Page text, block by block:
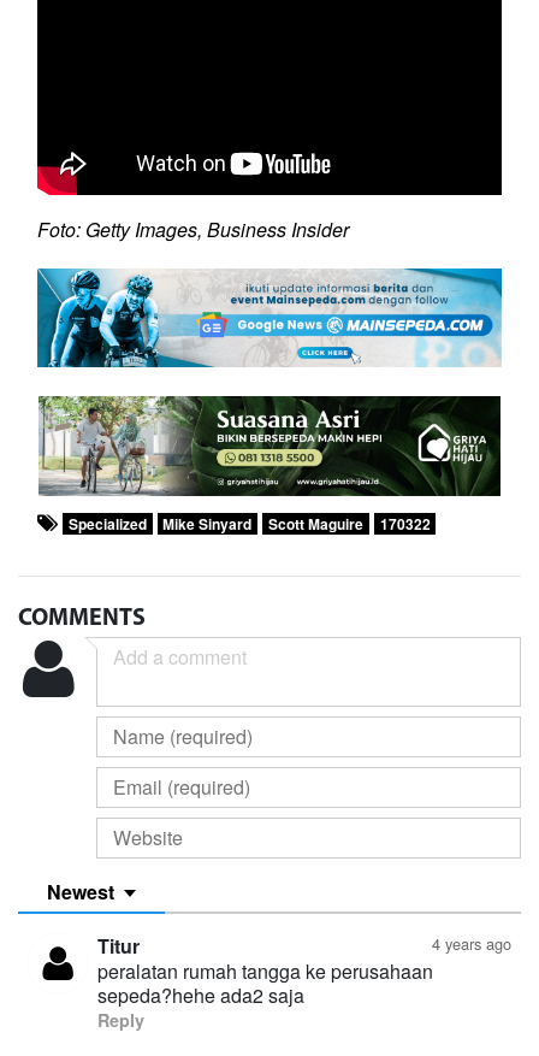
Foto: Getty Images, Business Insider
Specialized Mike Sinyard Scott Maguire 170322
COMMENTS
Newest
4 years ago
Titur
peralatan rumah tangga ke perusahaan
sepeda?hehe ada2 saja
Reply